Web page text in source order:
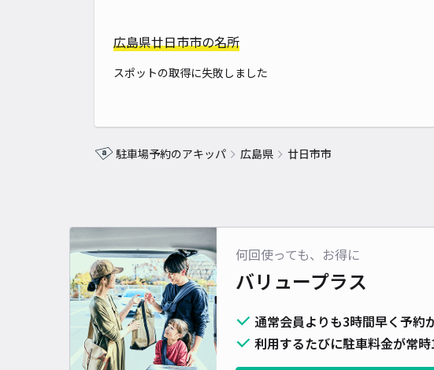
広島県廿日市市の名所
スポットの取得に失敗しました
駐車場予約のアキッパ 広島県 廿日市市
何回使っても、お得に
バリュープラス
通常会員よりも3時間早く予約
利用するたびに駐車料金が常